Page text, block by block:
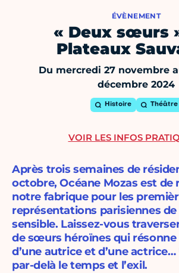
ÉVÈNEMENT
« Deux sœurs
Plateaux
Du mercredi 27 novembre
décembre 2024
Histoire Théâtre
Après trois semaines de
octobre, Océane Mozas est de
notre fabrique pour les
représentations parisiennes
sensible. Laissez-vous
de sœurs héroïnes qui résonne
d’une autrice et d’une
par-delà le temps et l’exil.
VOIR LES INFOS